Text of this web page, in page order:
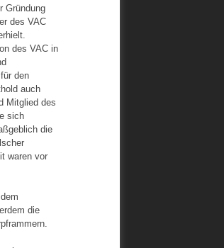
Gründung
des VAC
des VAC in
den
auch
Mitglied des
sich
die
waren vor
die